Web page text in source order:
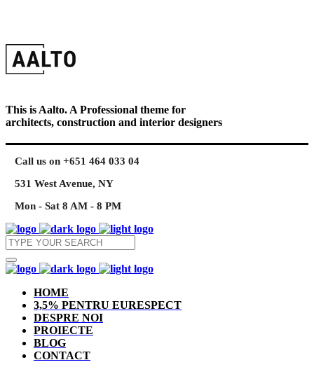
This is Aalto. A Professional theme for
architects, construction and interior designers
Call us on +651 464 033 04
531 West Avenue, NY
Mon - Sat 8 AM - 8 PM
HOME
3,5% PENTRU EURESPECT
DESPRE NOI
PROIECTE
BLOG
CONTACT